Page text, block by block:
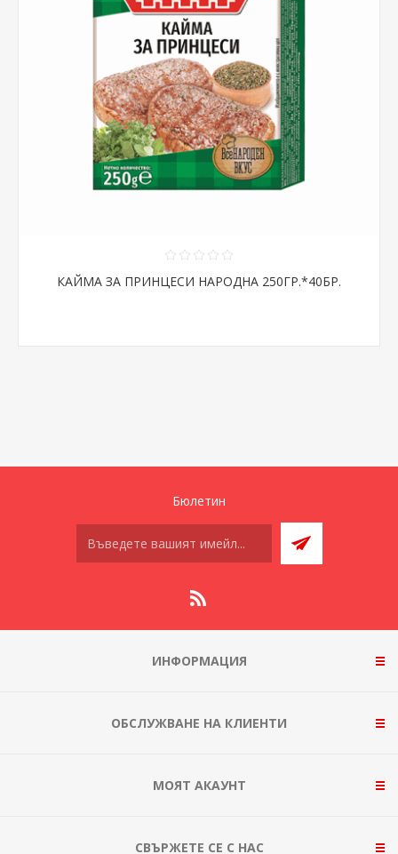
КАЙМА ЗА ПРИНЦЕСИ НАРОДНА 250ГР.*40БР.
Бюлетин
ИНФОРМАЦИЯ
ОБСЛУЖВАНЕ НА КЛИЕНТИ
МОЯТ АКАУНТ
СВЪРЖЕТЕ СЕ С НАС